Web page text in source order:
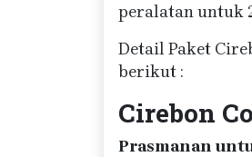
peralatan untuk
Detail Paket
berikut :
Cirebon
Prasmanan